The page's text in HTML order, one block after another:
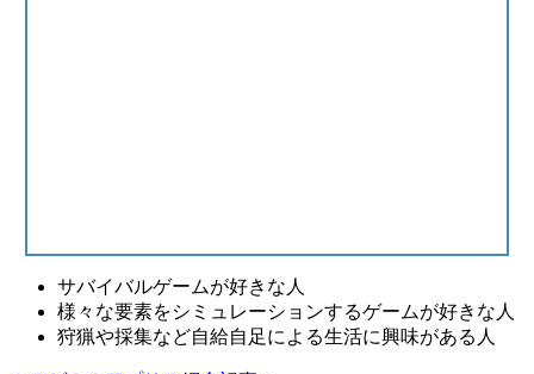
サバイバルゲームが好きな人
様々な要素をシミュレーションするゲームが好きな人
狩猟や採集など自給自足による生活に興味がある人